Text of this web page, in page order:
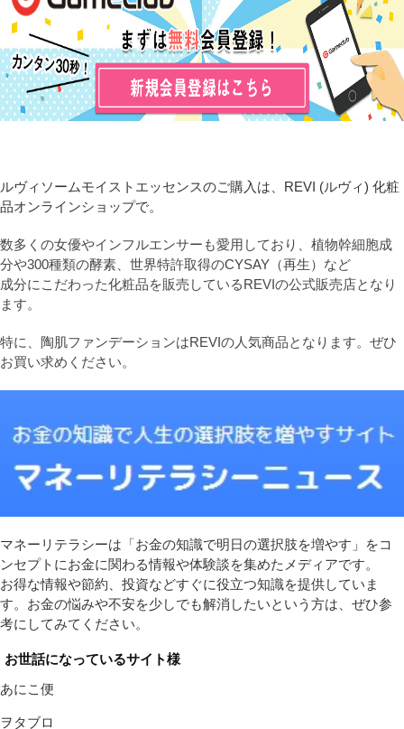
ルヴィソームモイストエッセンスのご購入は、REVI (ルヴィ) 化粧
品オンラインショップで。
数多くの女優やインフルエンサーも愛用しており、植物幹細胞成
分や300種類の酵素、世界特許取得のCYSAY（再生）など
成分にこだわった化粧品を販売しているREVIの公式販売店となり
ます。
特に、陶肌ファンデーションはREVIの人気商品となります。ぜひ
お買い求めください。
マネーリテラシーは「お金の知識で明日の選択肢を増やす」をコ
ンセプトにお金に関わる情報や体験談を集めたメディアです。
お得な情報や節約、投資などすぐに役立つ知識を提供していま
す。お金の悩みや不安を少しでも解消したいという方は、ぜひ参
考にしてみてください。
お世話になっているサイト様
あにこ便
ヲタブロ